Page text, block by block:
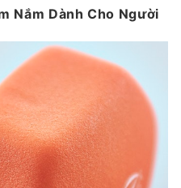
Nắm Dành Cho Người